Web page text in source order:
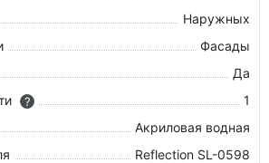
Наружных
Фасады
Да
?
1
Акриловая водная
Reflection SL-0598